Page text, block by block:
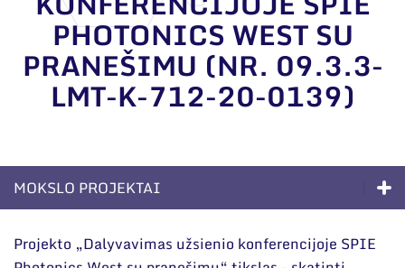
Dokumentai
Sertifikatai ir akreditavimo pažymėjimai
Viešieji pirkimai
Darbuotojams
Nuorodos
Struktūra
Administracija
Administraciniai skyriai
Mokslo taryba
Mokslininkai emeritai
Naujienos
Leidiniai
Bendri rekvizitai
Administracija
Darbuotojų kontaktai
PHOTONICS WEST SU
PRANEŠIMU (NR. 09.3.3-
LMT-K-712-20-0139)
MOKSLO PROJEKTAI
Projekto „Dalyvavimas užsienio konferencijoje SPIE